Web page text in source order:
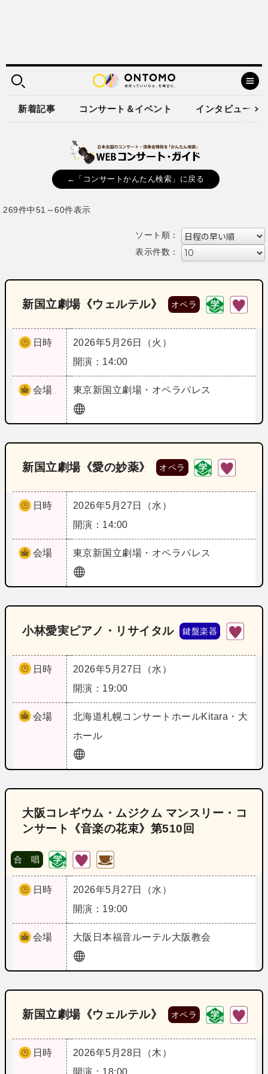
新着記事 コンサート＆イベント インタビュー
←「コンサートかんたん検索」に戻る
269件中51～60件表示
ソート順：
表示件数：
新国立劇場《ウェルテル》 オペラ
日時
2026年5月26日（火）
開演：14:00
会場 東京新国立劇場・オペラパレス
新国立劇場《愛の妙薬》 オペラ
日時
2026年5月27日（水）
開演：14:00
会場 東京新国立劇場・オペラパレス
小林愛実ピアノ・リサイタル 鍵盤楽器
日時
2026年5月27日（水）
開演：19:00
会場 北海道札幌コンサートホールKitara・大
ホール
大阪コレギウム・ムジクム マンスリー・コ
ンサート《音楽の花束》第510回
合 唱
日時
2026年5月27日（水）
開演：19:00
会場 大阪 日本福音ルーテル大阪教会
新国立劇場《ウェルテル》 オペラ
日時
2026年5月28日（木）